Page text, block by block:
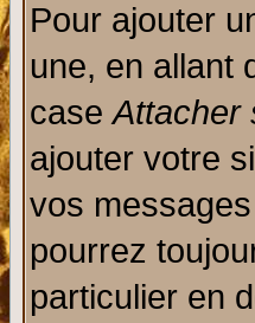
Pour ajouter
une, en allant
caseAttacher
ajouter votre
vos
pourrez
particulier en